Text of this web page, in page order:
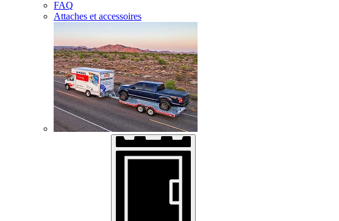
FAQ
Attaches et accessoires